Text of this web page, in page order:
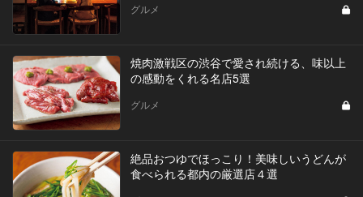
グルメ
焼肉激戦区の渋谷で愛され続ける、味以上
の感動をくれる名店5選
グルメ
絶品おつゆでほっこり！美味しいうどんが
食べられる都内の厳選店４選